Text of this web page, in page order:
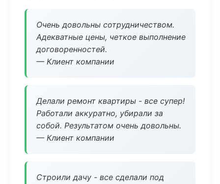
Очень довольны сотрудничеством.
Адекватные цены, четкое выполнение
договоренностей.
— Клиент компании
Делали ремонт квартиры - все супер!
Работали аккуратно, убирали за
собой. Результатом очень довольны.
— Клиент компании
Строили дачу - все сделали под